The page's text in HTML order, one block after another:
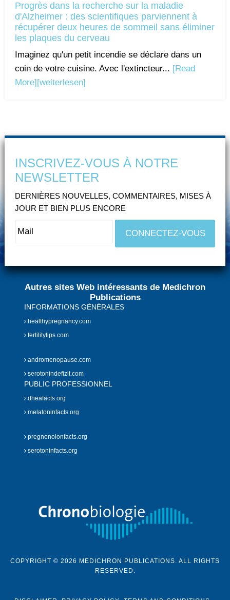
Progrès dans la recherche sur la maladie
d'Alzheimer : des scientifiques parviennent à
récupérer deux heures de sommeil sans éliminer
les plaques du cerveau
Imaginez qu'un petit incendie se déclare dans un
coin de votre cuisine. Avec l'extincteur... [Read
More][weiterlesen]
INSCRIVEZ-VOUS À NOTRE
NEWSLETTER
DERNIÈRES NOUVELLES, COMMENTAIRES, MISES À
JOUR ET BIEN PLUS ENCORE
Autres sites Web intéressants de Medichron
Publications
INFORMATIONS GÉNÉRALES
healthypregnancy.com
fertilitytips.com
andromenopause.com
serotonindefizit.com
PUBLIC PROFESSIONNEL
dheafacts.org
melatoninfacts.org
pregnenolonfacts.org
serotoninfacts.org
COPYRIGHT © 2026 MEDICHRON PUBLICATIONS. ALL RIGHTS
RESERVED.